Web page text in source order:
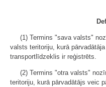
(1) Termins "sava valsts"
valsts teritoriju, kurā
transportlīdzeklis ir reģistrēts.
(2) Termins "otra valsts"
teritoriju, kurā pārvadātājs veic